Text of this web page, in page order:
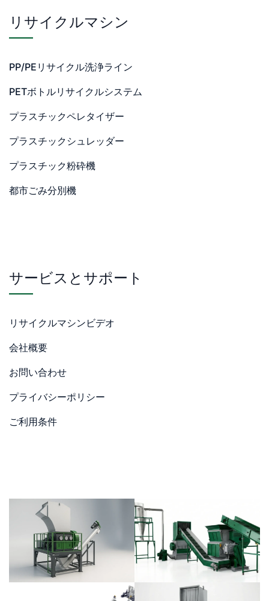
リサイクルマシン
PP/PEリサイクル洗浄ライン
PETボトルリサイクルシステム
プラスチックペレタイザー
プラスチックシュレッダー
プラスチック粉砕機
都市ごみ分別機
サービスとサポート
リサイクルマシンビデオ
会社概要
お問い合わせ
プライバシーポリシー
ご利用条件